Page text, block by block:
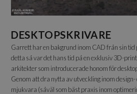
DESKTOPSKRIVARE
Garrett har en bakgrund inom CAD från sin
detta så var det hans tid på en exklusiv 3D-
arkitekter som introducerade honom för
Genom att dra nytta av utveckling inom
mjukvara (såväl som bäst praxis inom